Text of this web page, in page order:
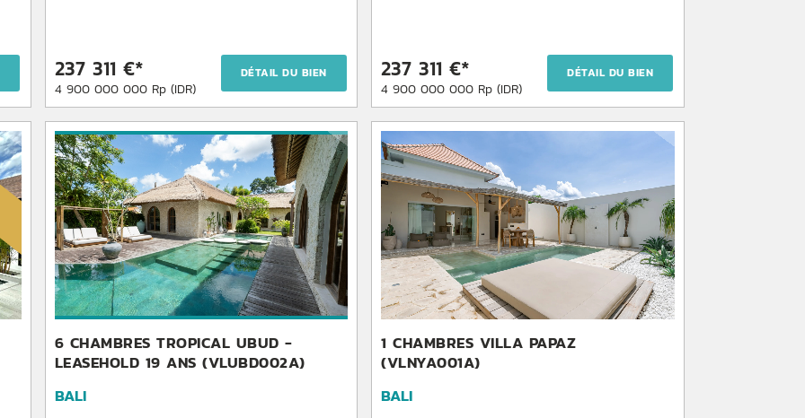
237 311 €*
4 900 000 000 Rp (IDR)
DÉTAIL DU BIEN 237 311 €*
4 900 000 000 Rp (IDR)
DÉTAIL DU BIEN
6 CHAMBRES TROPICAL UBUD -
LEASEHOLD 19 ANS (VLUBD002A)
BALI
1 CHAMBRES VILLA PAPAZ
(VLNYA001A)
BALI